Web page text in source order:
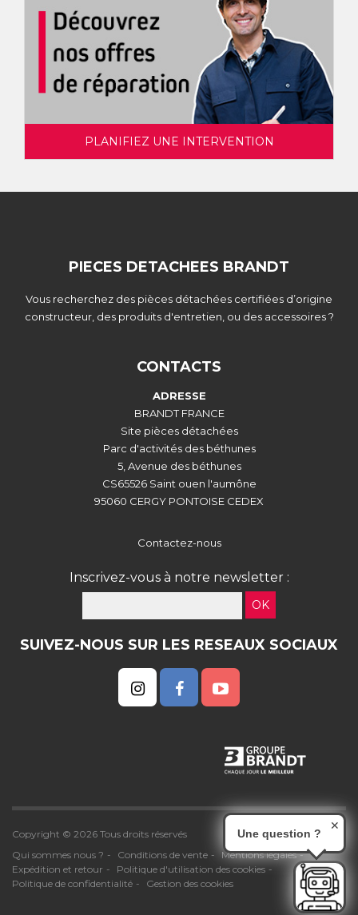
PLANIFIEZ UNE INTERVENTION
PIECES DETACHEES BRANDT
Vous recherchez des pièces détachées certifiées d’origine
constructeur, des produits d'entretien, ou des accessoires ?
CONTACTS
ADRESSE
BRANDT FRANCE
Site pièces détachées
Parc d'activités des béthunes
5, Avenue des béthunes
CS65526 Saint ouen l'aumône
95060 CERGY PONTOISE CEDEX
Contactez-nous
Inscrivez-vous à notre newsletter :
OK
SUIVEZ-NOUS SUR LES RESEAUX SOCIAUX
Copyright © 2026 Tous droits réservés
Qui sommes nous ?
Conditions de vente
Mentions légales
Expédition et retour
Politique d'utilisation des cookies
Politique de confidentialité
Gestion des cookies
Une question ?
✕